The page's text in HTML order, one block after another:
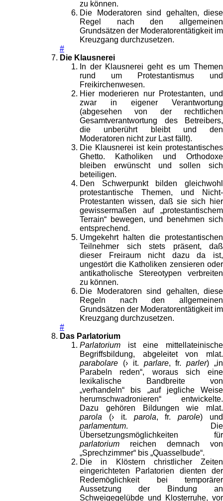
zu können.
Die Moderatoren sind gehalten, diese
Regel nach den allgemeinen
Grundsätzen der Moderatorentätigkeit im
Kreuzgang durchzusetzen.
#
Die Klausnerei
In der Klausnerei geht es um Themen
rund um Protestantismus und
Freikirchenwesen.
Hier moderieren nur Protestanten, und
zwar in eigener Verantwortung
(abgesehen von der rechtlichen
Gesamtverantwortung des Betreibers,
die unberührt bleibt und den
Moderatoren nicht zur Last fällt).
Die Klausnerei ist kein protestantisches
Ghetto. Katholiken und Orthodoxe
bleiben erwünscht und sollen sich
beteiligen.
Den Schwerpunkt bilden gleichwohl
protestantische Themen, und Nicht-
Protestanten wissen, daß sie sich hier
gewissermaßen auf „protestantischem
Terrain“ bewegen, und benehmen sich
entsprechend.
Umgekehrt halten die protestantischen
Teilnehmer sich stets präsent, daß
dieser Freiraum nicht dazu da ist,
ungestört die Katholiken zensieren oder
antikatholische Stereotypen verbreiten
zu können.
Die Moderatoren sind gehalten, diese
Regeln nach den allgemeinen
Grundsätzen der Moderatorentätigkeit im
Kreuzgang durchzusetzen.
#
Das Parlatorium
Parlatorium ist eine mittellateinische
Begriffsbildung, abgeleitet von mlat.
parabolare (› it. parlare, fr.parler) „in
Parabeln reden“, woraus sich eine
lexikalische Bandbreite von
„verhandeln“ bis „auf jegliche Weise
herumschwadronieren“ entwickelte.
Dazu gehören Bildungen wie mlat.
parola (› it. parola, fr.parole) und
parlamentum. Die
Übersetzungsmöglichkeiten für
parlatorium reichen demnach von
„Sprechzimmer“ bis „Quasselbude“.
Die in Klöstern christlicher Zeiten
eingerichteten Parlatorien dienten der
Redemöglichkeit bei temporärer
Aussetzung der Bindung an
Schweigegelübde und Klosterruhe, vor